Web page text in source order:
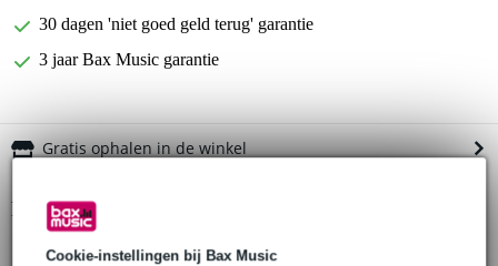
Cookie-instellingen bij Bax Music
30 dagen 'niet goed geld terug' garantie
3 jaar Bax Music garantie
Gratis ophalen in de winkel
Productinformatie
lengte: 8 meter